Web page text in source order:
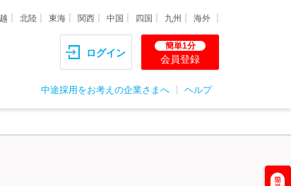
北陸 東海 関西 中国 四国 九州 海外
ログイン
簡単1分
会員登録
中途採用をお考えの企業さまへ ヘルプ